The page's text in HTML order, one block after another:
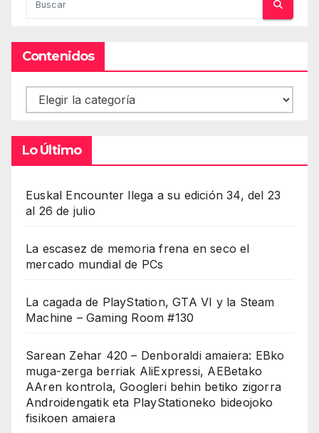
Contenidos
Contenidos
Lo Último
Euskal Encounter llega a su edición 34, del 23
al 26 de julio
La escasez de memoria frena en seco el
mercado mundial de PCs
La cagada de PlayStation, GTA VI y la Steam
Machine – Gaming Room #130
Sarean Zehar 420 – Denboraldi amaiera: EBko
muga-zerga berriak AliExpressi, AEBetako
AAren kontrola, Googleri behin betiko zigorra
Androidengatik eta PlayStationeko bideojoko
fisikoen amaiera